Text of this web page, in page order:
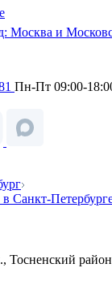
Москва и
Пн-Пт 09:00-
Санкт-
Тосненский